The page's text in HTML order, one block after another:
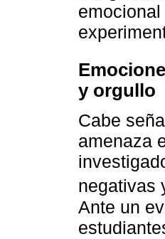
y orgullo
Cabe
amenaza
negativas
Ante un